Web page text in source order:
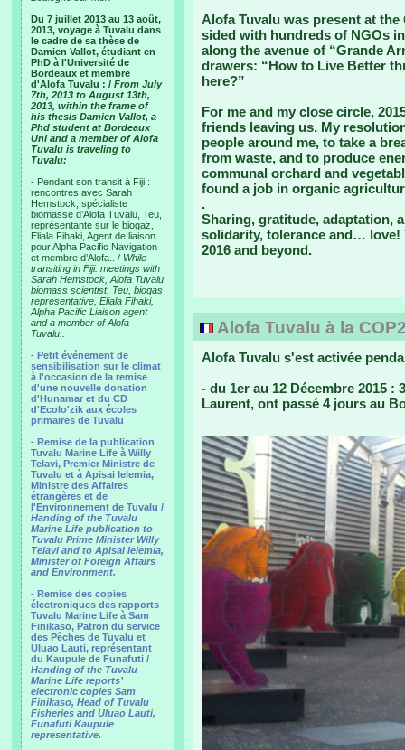
Du 7 juillet 2013 au 13 août,
2013, voyage à Tuvalu dans
le cadre de sa thèse de
Damien Vallot, étudiant en
PhD à l'Université de
Bordeaux et membre
d'Alofa Tuvalu : / From July
7th, 2013 to August 13th,
2013, within the frame of
his thesis Damien Vallot, a
Phd student at Bordeaux
Uni and a member of Alofa
Tuvalu is traveling to
Tuvalu:
- Pendant son transit à Fiji :
rencontres avec Sarah
Hemstock, spécialiste
biomasse d’Alofa Tuvalu, Teu,
représentante sur le biogaz,
Eliala Fihaki, Agent de liaison
pour Alpha Pacific Navigation
et membre d’Alofa.. / While
transiting in Fiji: meetings with
Sarah Hemstock, Alofa Tuvalu
biomass scientist, Teu, biogas
representative, Eliala Fihaki,
Alpha Pacific Liaison agent
and a member of Alofa
Tuvalu..
- Petit événement de
sensibilisation sur le climat
à l'occasion de la remise
d'une nouvelle donation
d'Hunamar et du CD
d'Ecolo'zik aux écoles
primaires de Tuvalu
- Remise de la publication
Tuvalu Marine Life à Willy
Telavi, Premier Ministre de
Tuvalu et à Apisai Ielemia,
Ministre des Affaires
étrangères et de
l'Environnement de Tuvalu /
Handing of the Tuvalu
Marine Life publication to
Tuvalu Prime Minister Willy
Telavi and to Apisai Ielemia,
Minister of Foreign Affairs
and Environment.
- Remise des copies
électroniques des rapports
Tuvalu Marine Life à Sam
Finikaso, Patron du service
des Pêches de Tuvalu et
Uluao Lauti, représentant
du Kaupule de Funafuti /
Handing of the Tuvalu
Marine Life reports’
electronic copies Sam
Finikaso, Head of Tuvalu
Fisheries and Uluao Lauti,
Funafuti Kaupule
representative.
Alofa Tuvalu was present at
sided with hundreds of NGOs
along the avenue of “Grande
drawers: “How to Live Better
here?”
For me and my close circle,
friends leaving us. My
people around me, to take a
from waste, and to produce
communal orchard and
found a job in organic
.
Sharing, gratitude, adaptation,
solidarity, tolerance and… love!
2016 and beyond.
Alofa Tuvalu à la
Alofa Tuvalu s'est activée
- du 1er au 12 Décembre 2015
Laurent, ont passé 4 jours au